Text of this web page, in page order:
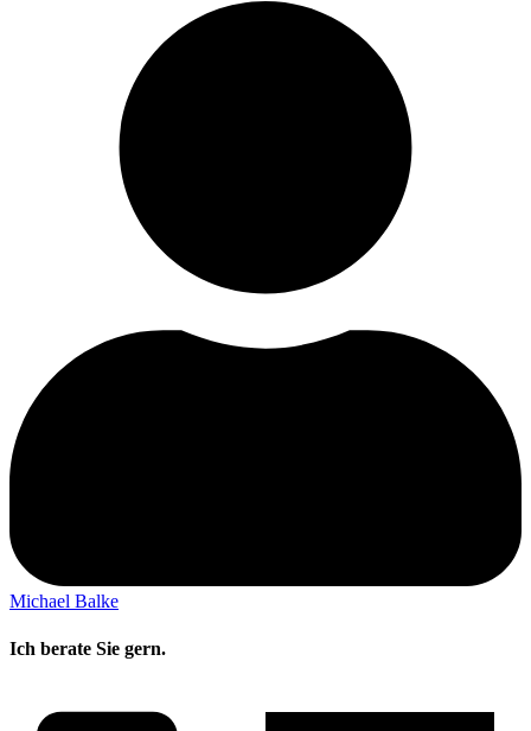
Michael Balke
Ich berate Sie gern.